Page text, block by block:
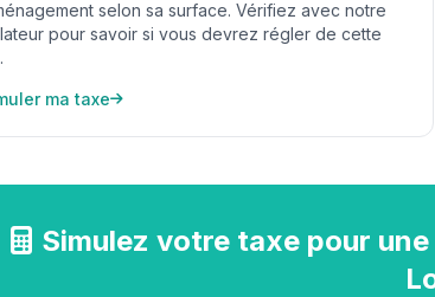
selon sa surface. Vérifiez avec notre
pour savoir si vous devrez régler de cette
ma taxe
Simulez votre taxe pour